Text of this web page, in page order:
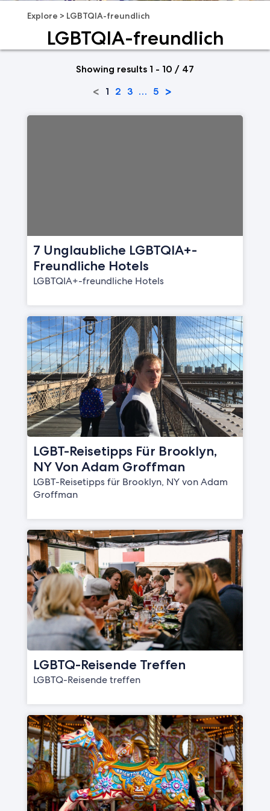
Explore > LGBTQIA-freundlich
LGBTQIA-freundlich
Showing results 1 - 10 / 47
< 1 2 3 … 5 >
7 Unglaubliche LGBTQIA+-
Freundliche Hotels
LGBTQIA+-freundliche Hotels
LGBT-Reisetipps Für Brooklyn,
NY Von Adam Groffman
LGBT-Reisetipps für Brooklyn, NY von Adam
Groffman
LGBTQ-Reisende Treffen
LGBTQ-Reisende treffen